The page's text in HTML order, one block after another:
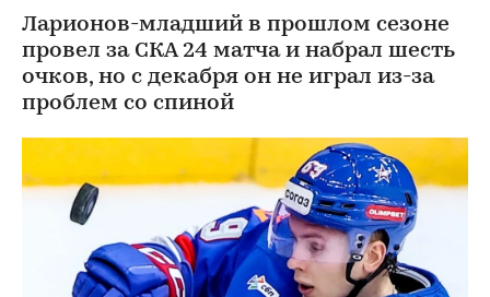
Ларионов-младший в прошлом сезоне
провел за СКА 24 матча и набрал шесть
очков, но с декабря он не играл из-за
проблем со спиной